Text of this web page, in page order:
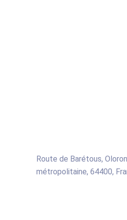
Route de Barétous,
métropolitaine, 64400,